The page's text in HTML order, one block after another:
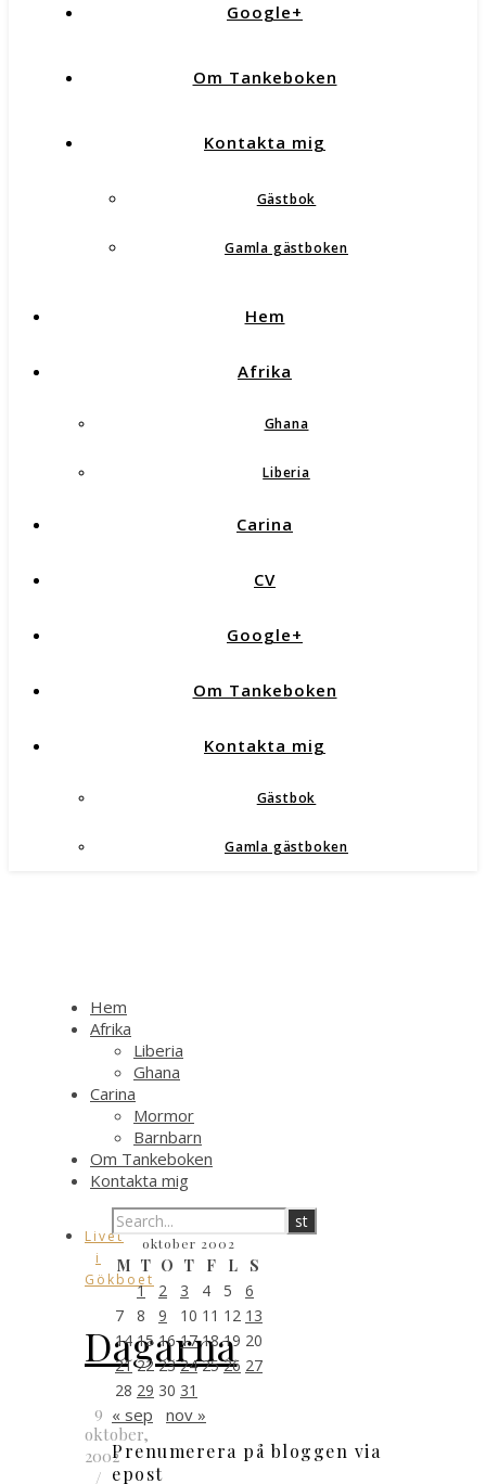
Google+
Om Tankeboken
Kontakta mig
Gästbok
Gamla gästboken
Hem
Afrika
Ghana
Liberia
Carina
CV
Google+
Om Tankeboken
Kontakta mig
Gästbok
Gamla gästboken
Hem
Afrika
Liberia
Ghana
Carina
Mormor
Barnbarn
Om Tankeboken
Kontakta mig
Livet
i
Gökboet
Dagarna
9
oktober,
2002
/
oktober 2002
M T O T F L
S
1
2 3 4 5
6
7
8 9 10 11 12 13
14 15 16 17 18 19 20
21 22 23 24 25 26 27
28 29 30 31
« sep nov »
Prenumerera på bloggen via
epost